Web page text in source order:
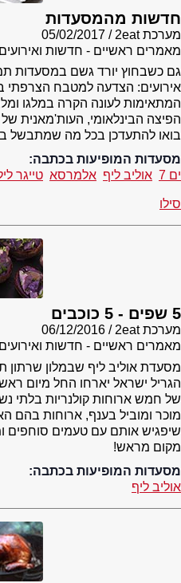
חדשות מהמסעדות
מערכת 2eat
05/02/2017
מאמרים ראשיים - חדשות ואירועים
גם כשבחוץ יורד גשם במסעדות
אירועים: הצדעה למטבח הצרפתי
המתאימות לעונה הקרה במלגו
בואו להתעדכן בכל מה שמתבשל
מסעדות המופיעות בכתבה:
ים 7
אוליב ליף אלמרסא טייגר
סילו
5 שפים - 5 כוכבים
מערכת 2eat
06/12/2016
מאמרים ראשיים - חדשות ואירועים
מסעדת אוליב ליף שבמלון
של חמש ארוחות קולנריות בלתי
מוכר ומוביל בענף, ארוחות בהם
שיפגיש אותם עם טעמים סוחפים
מקום מראש!
מסעדות המופיעות בכתבה:
אוליב ליף